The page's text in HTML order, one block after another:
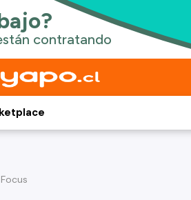
Focus